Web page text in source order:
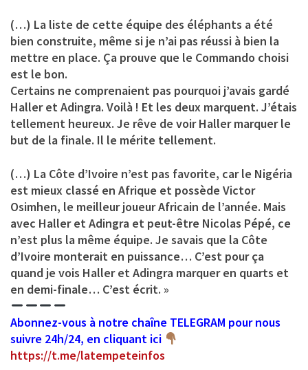
(…) La liste de cette équipe des éléphants a été
bien construite, même si je n’ai pas réussi à bien la
mettre en place. Ça prouve que le Commando choisi
est le bon.
Certains ne comprenaient pas pourquoi j’avais gardé
Haller et Adingra. Voilà ! Et les deux marquent. J’étais
tellement heureux. Je rêve de voir Haller marquer le
but de la finale. Il le mérite tellement.
(…) La Côte d’Ivoire n’est pas favorite, car le Nigéria
est mieux classé en Afrique et possède Victor
Osimhen, le meilleur joueur Africain de l’année. Mais
avec Haller et Adingra et peut-être Nicolas Pépé, ce
n’est plus la même équipe. Je savais que la Côte
d’Ivoire monterait en puissance… C’est pour ça
quand je vois Haller et Adingra marquer en quarts et
en demi-finale… C’est écrit. »
Abonnez-vous à notre chaîne TELEGRAM pour nous
suivre 24h/24, en cliquant ici
https://t.me/latempeteinfos